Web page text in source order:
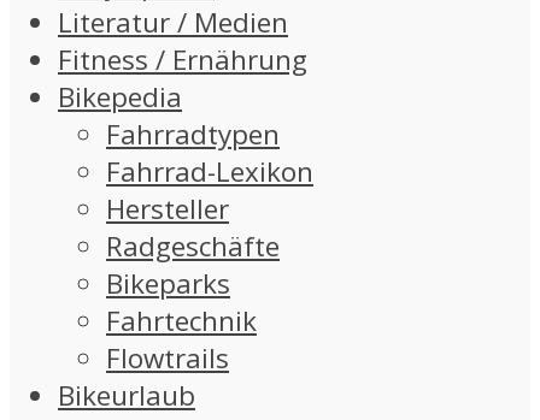
Literatur / Medien
Fitness / Ernährung
Bikepedia
Fahrradtypen
Fahrrad-Lexikon
Hersteller
Radgeschäfte
Bikeparks
Fahrtechnik
Flowtrails
Bikeurlaub